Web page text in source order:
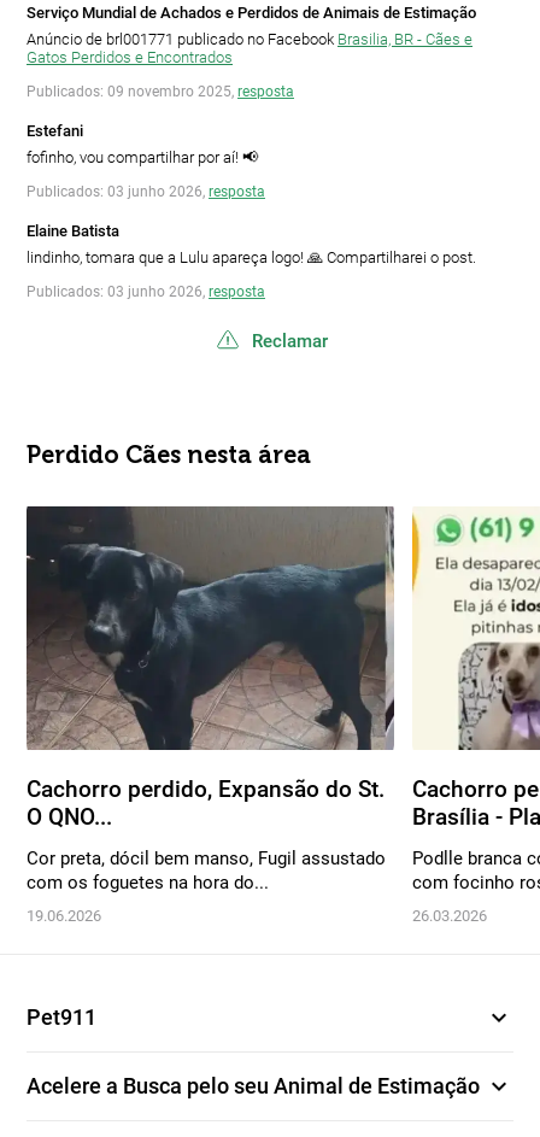
Serviço Mundial de Achados e Perdidos de Animais de Estimação
Anúncio de brl001771 publicado no Facebook Brasilia, BR - Cães e
Gatos Perdidos e Encontrados
Publicados: 09 novembro 2025, resposta
Estefani
fofinho, vou compartilhar por aí! 📢
Publicados: 03 junho 2026, resposta
Elaine Batista
lindinho, tomara que a Lulu apareça logo! 🙏 Compartilharei o post.
Publicados: 03 junho 2026, resposta
Reclamar
Perdido Cães nesta área
Cachorro perdido, Expansão do St.
O QNO...
Cor preta, dócil bem manso, Fugil assustado
com os foguetes na hora do...
19.06.2026
Cachorro
Brasília -
Podlle branca
com focinho
26.03.2026
Pet911 expand_more
Acelere a Busca pelo seu Animal de Estimação expand_more